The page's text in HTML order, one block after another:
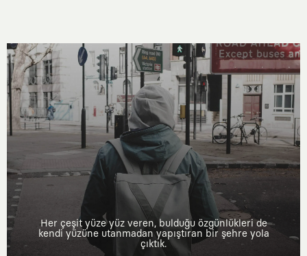
Her çeşit yüze yüz veren, bulduğu özgünlükleri de
kendi yüzüne utanmadan yapıştıran bir şehre yola
çıktık.